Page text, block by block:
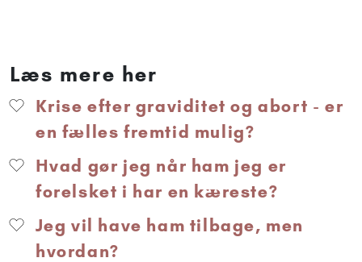
Læs mere her
Krise efter graviditet og abort - er
en fælles fremtid mulig?
Hvad gør jeg når ham jeg er
forelsket i har en kæreste?
Jeg vil have ham tilbage, men
hvordan?